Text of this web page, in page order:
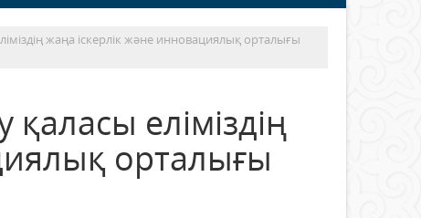
жаңа іскерлік және инновациялық орталығы
еліміздің
орталығы